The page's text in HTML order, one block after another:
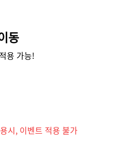
동
용 가능!
시, 이벤트 적용 불가